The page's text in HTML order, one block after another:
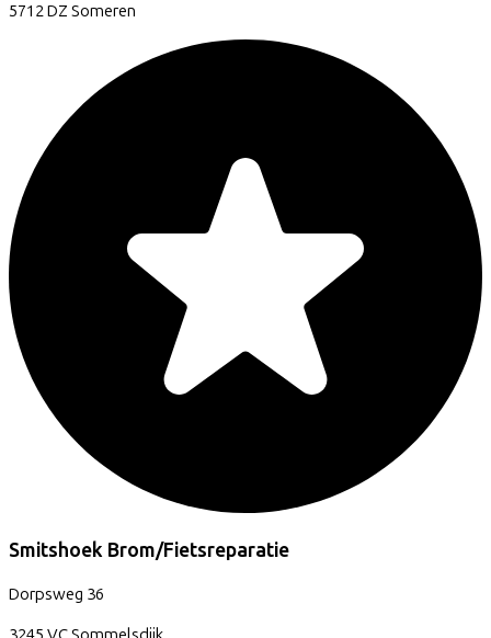
5712 DZ Someren
Smitshoek Brom/Fietsreparatie
Dorpsweg 36